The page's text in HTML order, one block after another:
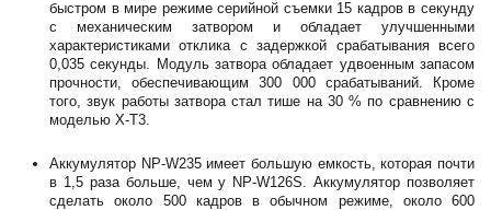
быстром в мире режиме серийной съемки 15 кадров в секунду
c механическим затвором и обладает улучшенными
характеристиками отклика с задержкой срабатывания всего
0,035 секунды. Модуль затвора обладает удвоенным запасом
прочности, обеспечивающим 300 000 срабатываний. Кроме
того, звук работы затвора стал тише на 30 % по сравнению с
моделью X-T3.
Аккумулятор NP-W235 имеет большую емкость, которая почти
в 1,5 раза больше, чем у NP-W126S. Аккумулятор позволяет
сделать около 500 кадров в обычном режиме, около 600